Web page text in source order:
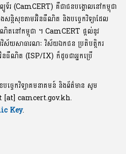
យូទ័រ (CamCERT) គឺជាជនបង្គោលនៅកម្ពុជា
ងសន្តិសុខតាមអ៊ិនធឺណិត និងបច្ចេកវិទ្យាដែល
តនៅកម្ពុជា ។ CamCERT ផ្តល់នូវ
ស័យសាធារណៈ វិស័យឯកជន ប្រតិបត្តិករ
អ៊ិនធឺណិត (ISP/IX) ក៏ដូចជាអ្នកប្រើ
បច្ចេកវិទ្យាគមនាគមន៍ និងព័ត៌មាន សូម
[at] camcert.gov.kh.
Key.